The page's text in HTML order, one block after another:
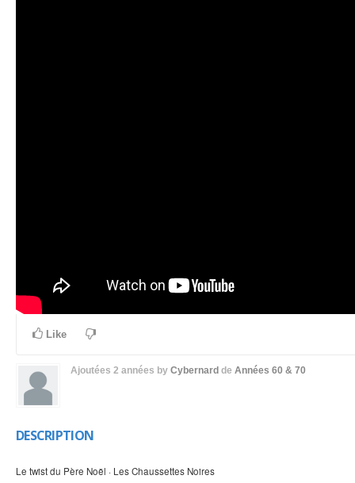
Like
Ajoutées 2 années by Cybernard de Années 60 & 70
DESCRIPTION
Le twist du Père Noël · Les Chaussettes Noires